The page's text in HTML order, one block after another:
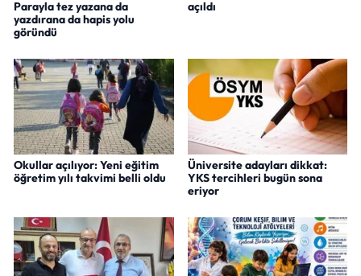
Parayla tez yazana da
yazdırana da hapis yolu
göründü
açıldı
Okullar açılıyor: Yeni eğitim
öğretim yılı takvimi belli oldu
Üniversite adayları dikkat:
YKS tercihleri bugün sona
eriyor